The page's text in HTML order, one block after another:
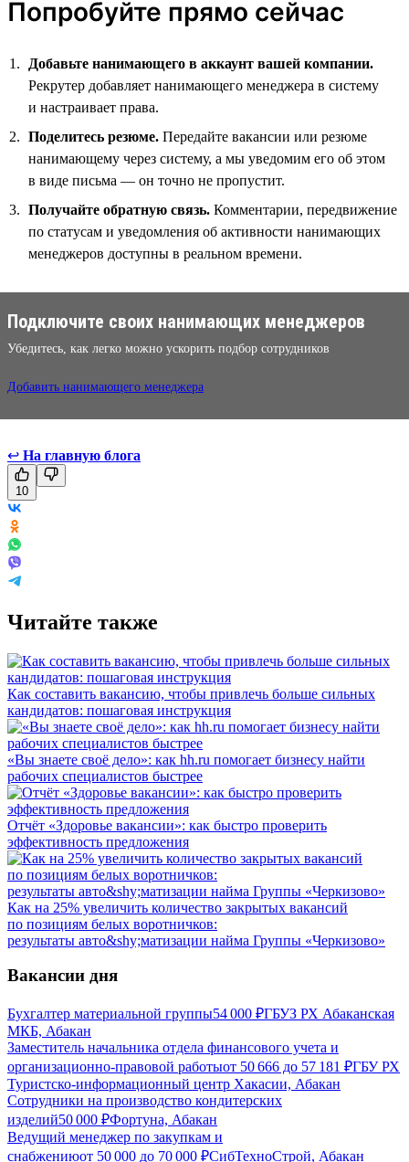
Попробуйте прямо сейчас
Добавьте нанимающего в аккаунт вашей компании.
Рекрутер добавляет нанимающего менеджера в систему
и настраивает права.
Поделитесь резюме. Передайте вакансии или резюме
нанимающему через систему, а мы уведомим его об этом
в виде письма — он точно не пропустит.
Получайте обратную связь. Комментарии, передвижение
по статусам и уведомления об активности нанимающих
менеджеров доступны в реальном времени.
Подключите своих нанимающих менеджеров
Убедитесь, как легко можно ускорить подбор сотрудников
Добавить нанимающего менеджера
↩ На главную блога
10
Читайте также
Как составить вакансию, чтобы привлечь больше сильных
кандидатов: пошаговая инструкция
«Вы знаете своё дело»: как hh.ru помогает бизнесу найти
рабочих специалистов быстрее
Отчёт «Здоровье вакансии»: как быстро проверить
эффективность предложения
Как на 25% увеличить количество закрытых вакансий
по позициям белых воротничков:
результаты авто&shy;матизации найма Группы «Черкизово»
Вакансии дня
Бухгалтер материальной группы54 000 ₽ГБУЗ РХ Абаканская
МКБ, Абакан
Заместитель начальника отдела финансового учета и
организационно-правовой работыот 50 666 до 57 181 ₽ГБУ РХ
Туристско-информационный центр Хакасии, Абакан
Сотрудники на производство кондитерских
изделий50 000 ₽Фортуна, Абакан
Ведущий менеджер по закупкам и
снабжениюот 50 000 до 70 000 ₽СибТехноСтрой, Абакан